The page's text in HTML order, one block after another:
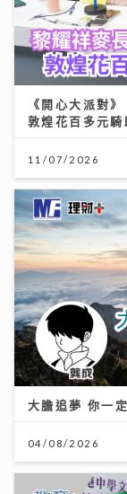
《開心大派對
敦煌花百多元騎
11/07/2026
大膽追夢 你一
04/08/2026